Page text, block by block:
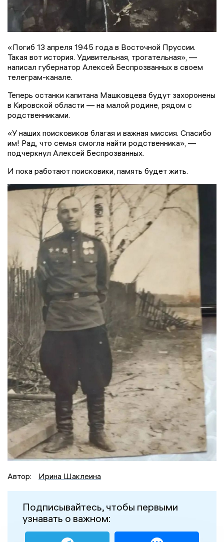
«Погиб 13 апреля 1945 года в Восточной Пруссии.
Такая вот история. Удивительная, трогательная», —
написал губернатор Алексей Беспрозванных в своем
телеграм-канале.
Теперь останки капитана Машковцева будут захоронены
в Кировской области — на малой родине, рядом с
родственниками.
«У наших поисковиков благая и важная миссия. Спасибо
им! Рад, что семья смогла найти родственника», —
подчеркнул Алексей Беспрозванных.
И пока работают поисковики, память будет жить.
Автор: Ирина Шаклеина
Подписывайтесь, чтобы первыми
узнавать о важном: